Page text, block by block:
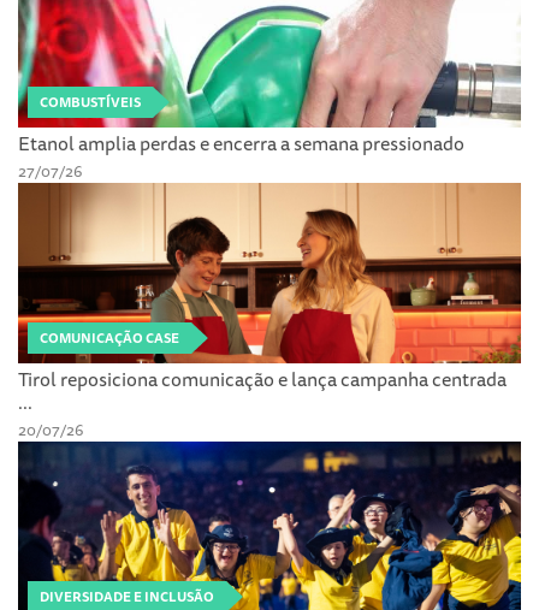
COMBUSTÍVEIS
Etanol amplia perdas e encerra a semana pressionado
27/07/26
COMUNICAÇÃO CASE
Tirol reposiciona comunicação e lança campanha centrada
...
20/07/26
DIVERSIDADE E INCLUSÃO